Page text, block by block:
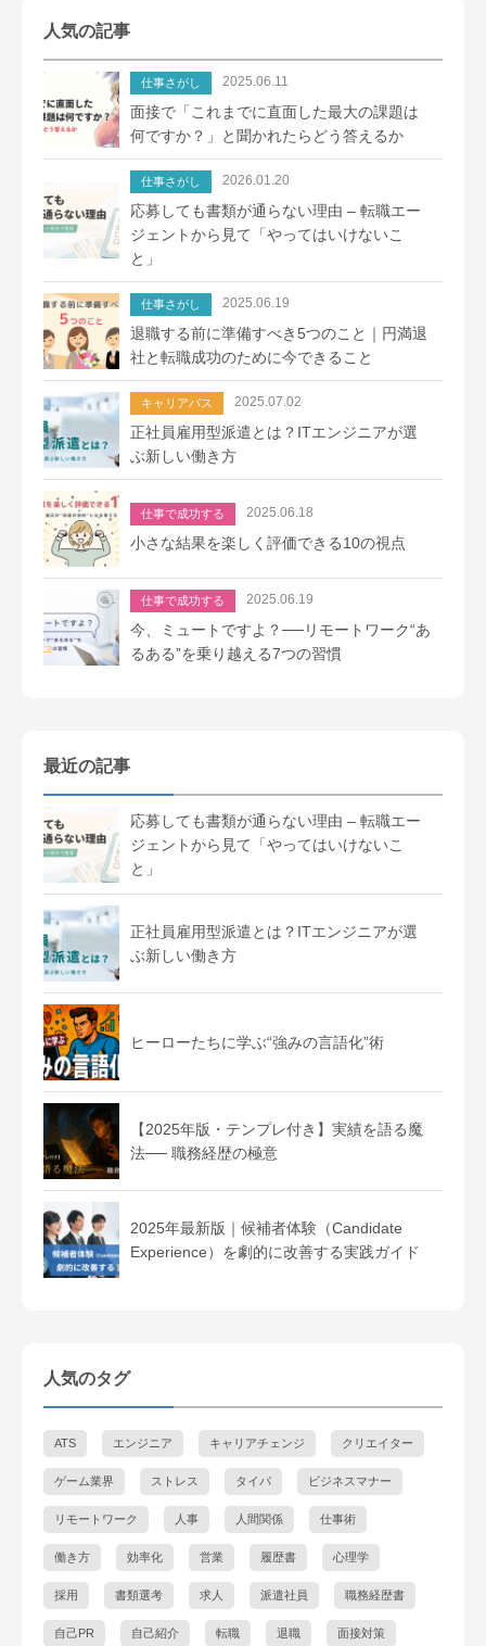
人気の記事
仕事さがし 2025.06.11
面接で「これまでに直面した最大の課題は
何ですか？」と聞かれたらどう答えるか
仕事さがし 2026.01.20
応募しても書類が通らない理由 – 転職エー
ジェントから見て「やってはいけないこ
と」
仕事さがし 2025.06.19
退職する前に準備すべき5つのこと｜円満退
社と転職成功のために今できること
キャリアパス 2025.07.02
正社員雇用型派遣とは？ITエンジニアが選
ぶ新しい働き方
仕事で成功する 2025.06.18
小さな結果を楽しく評価できる10の視点
仕事で成功する 2025.06.19
今、ミュートですよ？──リモートワーク“あ
るある”を乗り越える7つの習慣
最近の記事
応募しても書類が通らない理由 – 転職エー
ジェントから見て「やってはいけないこ
と」
正社員雇用型派遣とは？ITエンジニアが選
ぶ新しい働き方
ヒーローたちに学ぶ“強みの言語化”術
【2025年版・テンプレ付き】実績を語る魔
法── 職務経歴の極意
2025年最新版｜候補者体験（Candidate
Experience）を劇的に改善する実践ガイド
人気のタグ
ATS エンジニア キャリアチェンジ クリエイター
ゲーム業界 ストレス タイパ ビジネスマナー
リモートワーク 人事 人間関係 仕事術
働き方 効率化 営業 履歴書 心理学
採用 書類選考 求人 派遣社員 職務経歴書
自己PR 自己紹介 転職 退職 面接対策